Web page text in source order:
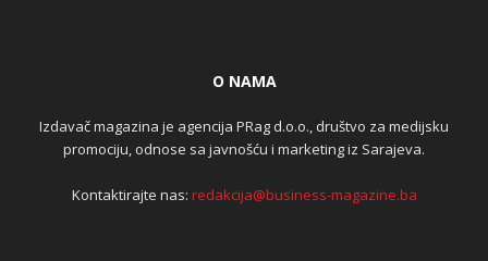
O NAMA
Izdavač magazina je agencija PRag d.o.o., društvo za medijsku
promociju, odnose sa javnošću i marketing iz Sarajeva.
Kontaktirajte nas: redakcija@business-magazine.ba